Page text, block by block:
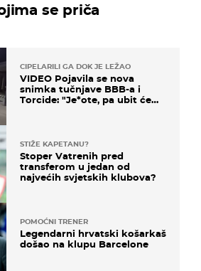
se priča
CIPELARILI GA DOK JE LEŽAO
VIDEO Pojavila se nova
snimka tučnjave BBB-a i
Torcide: "Je*ote, pa ubit će
STIŽE KAPETANU?
Stoper Vatrenih pred
transferom u jedan od
najvećih svjetskih klubova?
POMOĆNI TRENER
Legendarni hrvatski košarkaš
došao na klupu Barcelone